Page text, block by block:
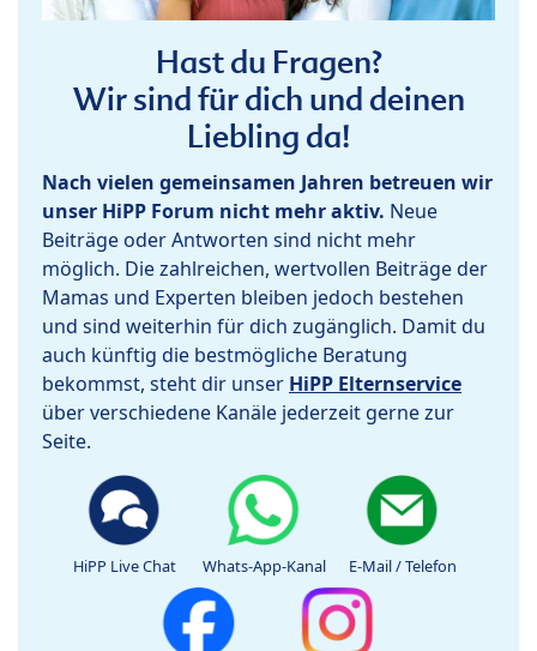
Hast du Fragen?
Wir sind für dich und deinen
Liebling da!
Nach vielen gemeinsamen Jahren betreuen wir
unser HiPP Forum nicht mehr aktiv. Neue
Beiträge oder Antworten sind nicht mehr
möglich. Die zahlreichen, wertvollen Beiträge der
Mamas und Experten bleiben jedoch bestehen
und sind weiterhin für dich zugänglich. Damit du
auch künftig die bestmögliche Beratung
bekommst, steht dir unser HiPP Elternservice
über verschiedene Kanäle jederzeit gerne zur
Seite.
HiPP Live Chat Whats-App-Kanal E-Mail / Telefon